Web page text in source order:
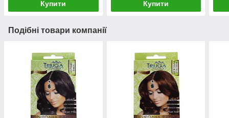
Купити Купити
Подібні товари компанії